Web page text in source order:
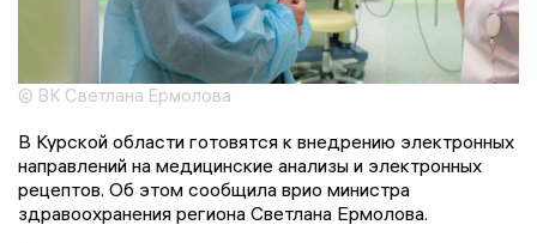
© ВК Светлана Ермолова
В Курской области готовятся к внедрению электронных
направлений на медицинские анализы и электронных
рецептов. Об этом сообщила врио министра
здравоохранения региона Светлана Ермолова.